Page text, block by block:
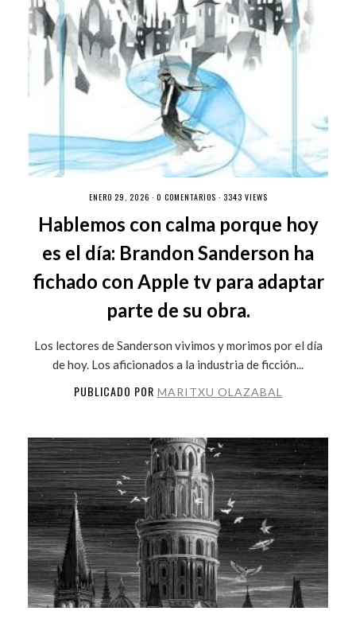
ENERO 29, 2026 · 0 COMENTARIOS · 3343 VIEWS
Hablemos con calma porque hoy
es el día: Brandon Sanderson ha
fichado con Apple tv para adaptar
parte de su obra.
Los lectores de Sanderson vivimos y morimos por el día
de hoy. Los aficionados a la industria de ficción...
PUBLICADO POR MARITXU OLAZABAL